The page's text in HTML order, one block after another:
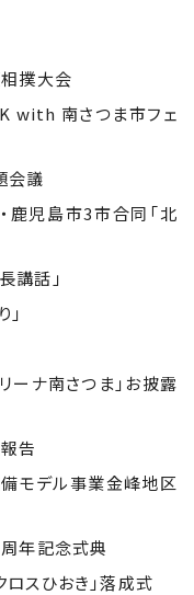
撲大会
with 南さつま市フェ
会議
鹿児島市3市合同「北
講話」
ーナ南さつま」お披露
告
モデル事業金峰地区
年記念式典
スひおき」落成式